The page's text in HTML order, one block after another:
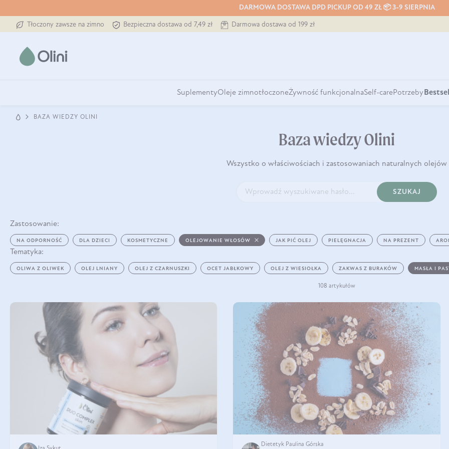
DARMOWA DOSTAWA DPD PICKUP OD 49 ZŁ 📦 3-9 SIERPNIA
Tłoczony zawsze na zimno Bezpieczna dostawa od 7,49 zł Darmowa dostawa od 199 zł
SuplementyOleje zimnotłoczoneŻywność funkcjonalnaSelf-carePotrzeby
BAZA WIEDZY OLINI
Baza wiedzy Olini
Wszystko o właściwościach i zastosowaniach naturalnych olejów
SZUKAJ
Zastosowanie:
NA ODPORNOŚĆ DLA DZIECI KOSMETYCZNE OLEJOWANIE WŁOSÓW JAK PIĆ OLEJ PIELĘGNACJA NA PREZENT
Tematyka:
OLIWA Z OLIWEK OLEJ LNIANY OLEJ Z CZARNUSZKI OCET JABŁKOWY OLEJ Z WIESIOŁKA ZAKWAS Z BURAKÓW MASŁA I
108 artykułów
Dietetyk Paulina Górska